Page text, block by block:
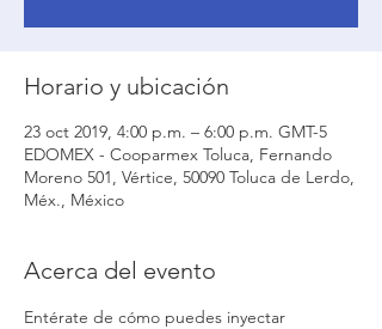
Horario y ubicación
23 oct 2019, 4:00 p.m. – 6:00 p.m. GMT-5
EDOMEX - Cooparmex Toluca, Fernando
Moreno 501, Vértice, 50090 Toluca de Lerdo,
Méx., México
Acerca del evento
Entérate de cómo puedes inyectar